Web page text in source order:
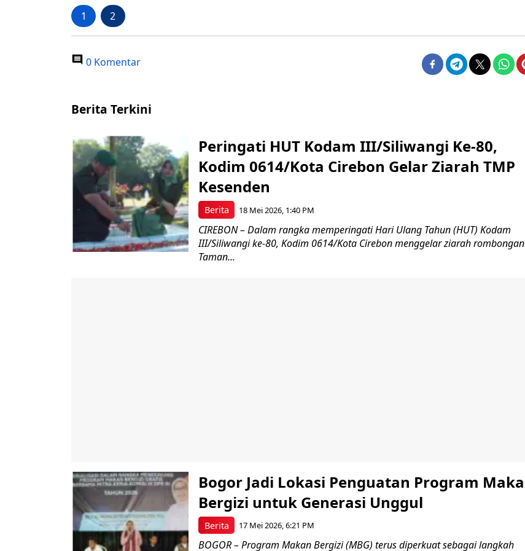
1 2
0 Komentar
Berita Terkini
Berita
Peringati HUT Kodam III/Siliwangi Ke-80,
Kodim 0614/Kota Cirebon Gelar Ziarah TMP
Kesenden
18 Mei 2026, 1:40 PM
CIREBON – Dalam rangka memperingati Hari Ulang Tahun (HUT) Kodam
III/Siliwangi ke-80, Kodim 0614/Kota Cirebon menggelar ziarah
Taman...
Berita
Bogor Jadi Lokasi Penguatan Program
Bergizi untuk Generasi Unggul
17 Mei 2026, 6:21 PM
BOGOR – Program Makan Bergizi (MBG) terus diperkuat sebagai langkah